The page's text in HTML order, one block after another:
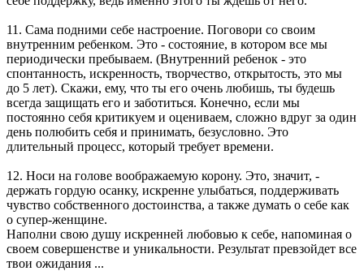
11. Сама подними себе настроение. Поговори со своим
внутренним ребенком. Это - состояние, в котором все мы
периодически пребываем. (Внутренний ребенок - это
спонтанность, искренность, творчество, открытость, это мы
до 5 лет). Скажи, ему, что ты его очень любишь, ты будешь
всегда защищать его и заботиться. Конечно, если мы
постоянно себя критикуем и оцениваем, сложно вдруг за один
день полюбить себя и принимать, безусловно. Это
длительный процесс, который требует времени.
12. Носи на голове воображаемую корону. Это, значит, -
держать гордую осанку, искренне улыбаться, поддерживать
чувство собственного достоинства, а также думать о себе как
о супер-женщине.
Наполни свою душу искренней любовью к себе, напоминая о
своем совершенстве и уникальности. Результат превзойдет все
твои ожидания ...